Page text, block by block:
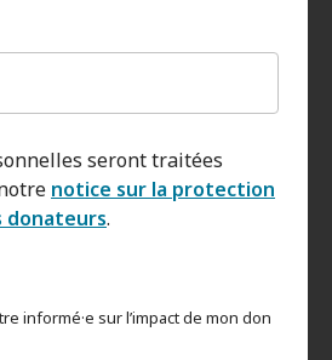
seront traitées
notice sur la protection
donateurs.
informé·e sur l’impact de mon don